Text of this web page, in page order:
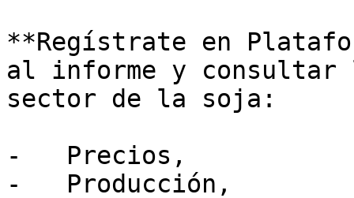
**Regístrate en
al informe y consultar
sector de la soja:
-   Precios,
-   Producción,